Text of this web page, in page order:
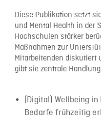
Diese Publikation setzt
und Mental Health in der
Hochschulen stärker
Maßnahmen zur
Mitarbeitenden diskutiert
gibt sie zentrale
(Digital) Wellbeing
Bedarfe frühzeitig